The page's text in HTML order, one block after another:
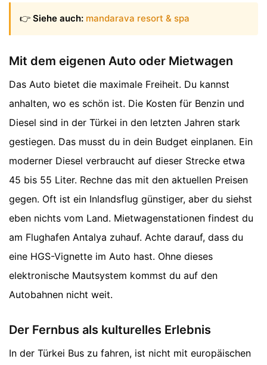
👉 Siehe auch: mandarava resort & spa
Mit dem eigenen Auto oder Mietwagen
Das Auto bietet die maximale Freiheit. Du kannst
anhalten, wo es schön ist. Die Kosten für Benzin und
Diesel sind in der Türkei in den letzten Jahren stark
gestiegen. Das musst du in dein Budget einplanen. Ein
moderner Diesel verbraucht auf dieser Strecke etwa
45 bis 55 Liter. Rechne das mit den aktuellen Preisen
gegen. Oft ist ein Inlandsflug günstiger, aber du siehst
eben nichts vom Land. Mietwagenstationen findest du
am Flughafen Antalya zuhauf. Achte darauf, dass du
eine HGS-Vignette im Auto hast. Ohne dieses
elektronische Mautsystem kommst du auf den
Autobahnen nicht weit.
Der Fernbus als kulturelles Erlebnis
In der Türkei Bus zu fahren, ist nicht mit europäischen